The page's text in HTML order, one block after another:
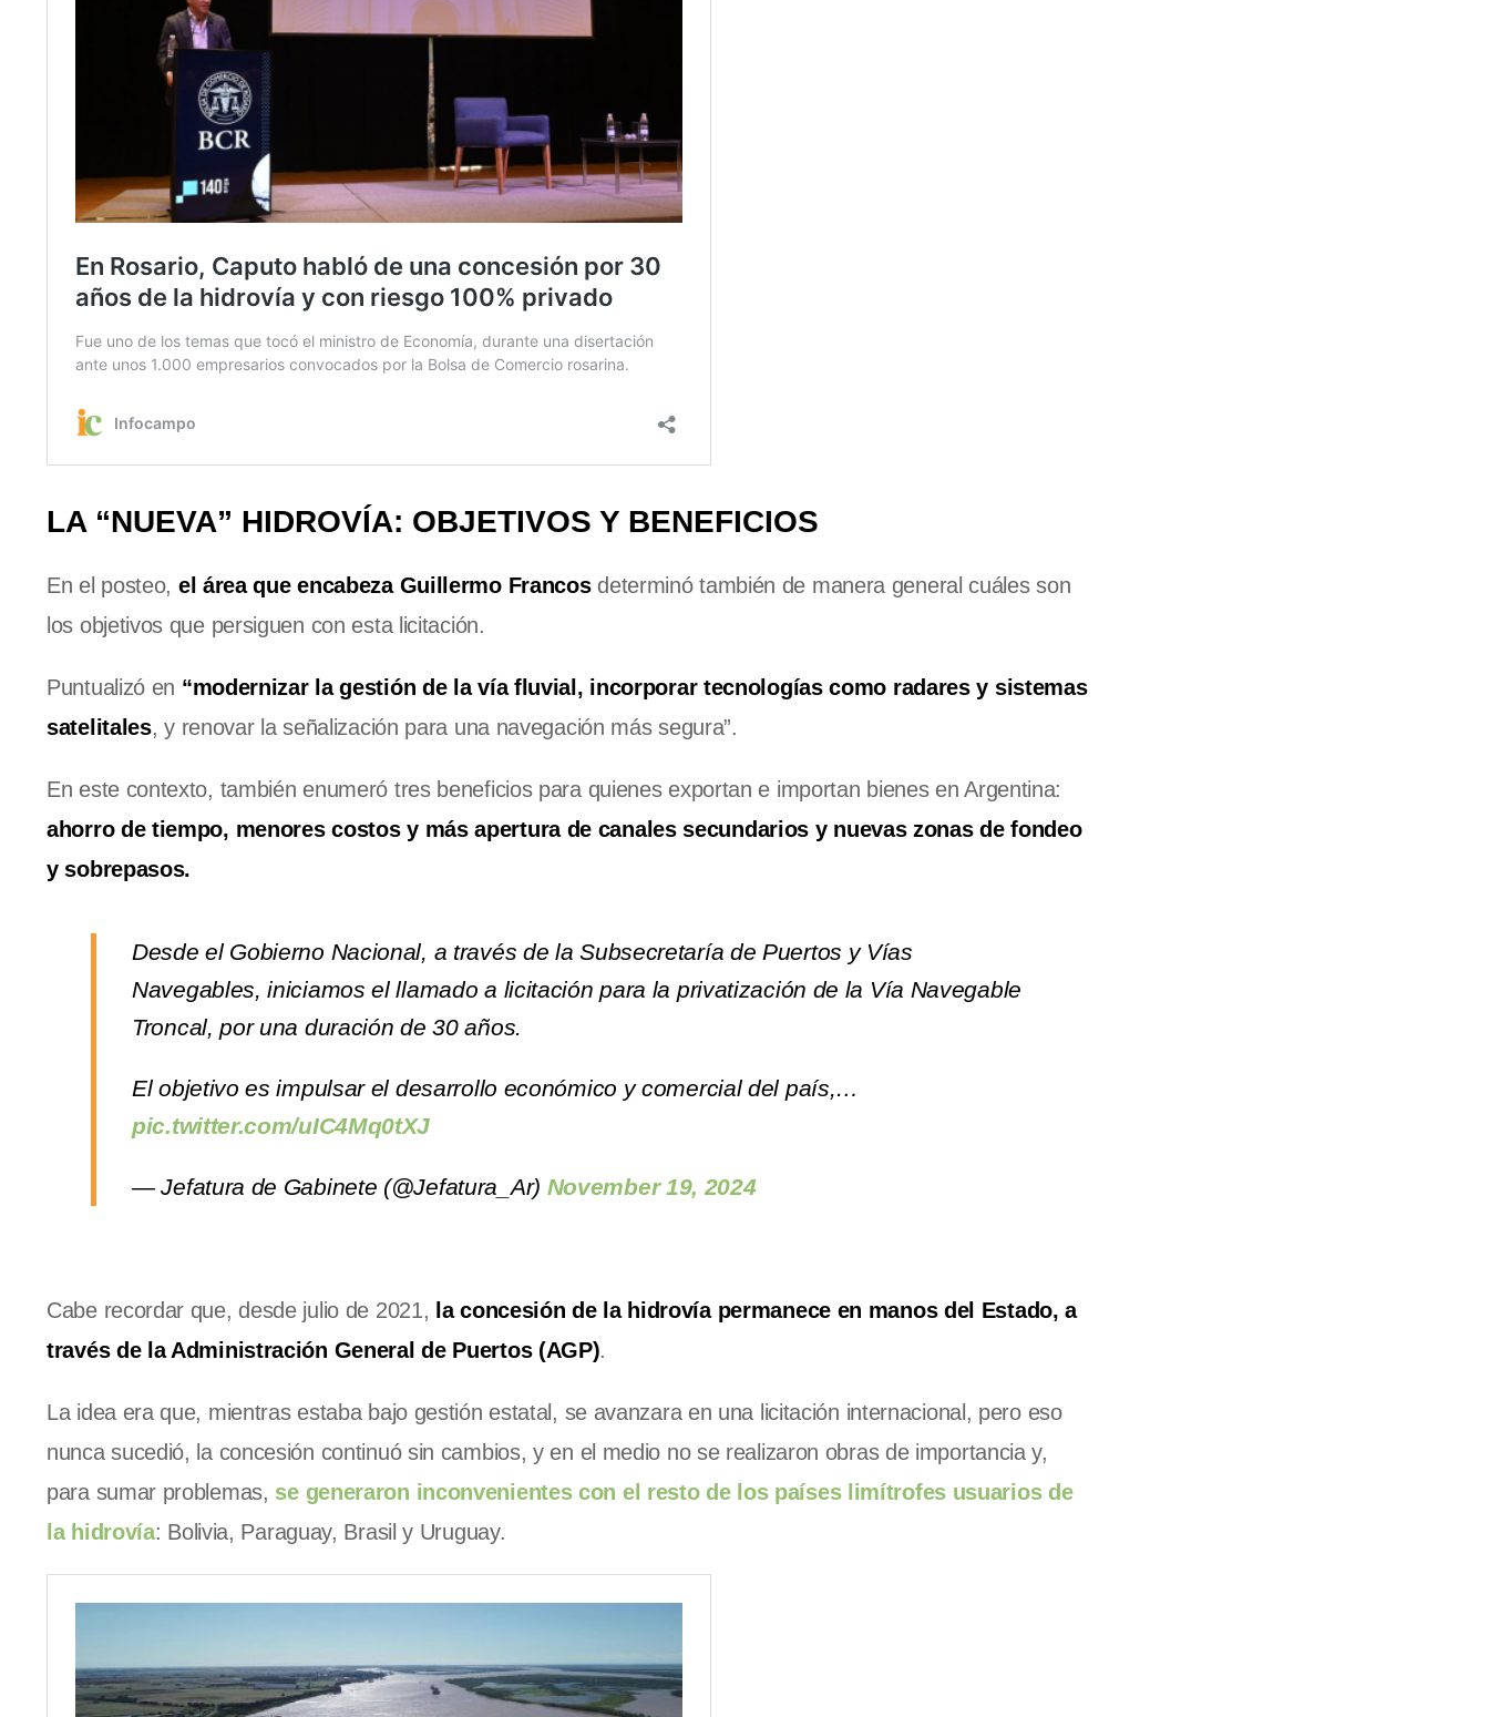
LA “NUEVA” HIDROVÍA: OBJETIVOS Y BENEFICIOS
En el posteo, el área que encabeza Guillermo Francosdeterminó también de manera general cuáles son
los objetivos que persiguen con esta licitación.
Puntualizó en “modernizar la gestión de la vía fluvial, incorporar tecnologías como radares y sistemas
satelitales, y renovar la señalización para una navegación más segura”.
En este contexto, también enumeró tres beneficios para quienes exportan e importan bienes en Argentina:
ahorro de tiempo, menores costos y más apertura de canales secundarios y nuevas zonas de fondeo
y sobrepasos.
Desde el Gobierno Nacional, a través de la Subsecretaría de Puertos y Vías
Navegables, iniciamos el llamado a licitación para la privatización de la Vía Navegable
Troncal, por una duración de 30 años.
El objetivo es impulsar el desarrollo económico y comercial del país,…
pic.twitter.com/uIC4Mq0tXJ
— Jefatura de Gabinete (@Jefatura_Ar) November 19, 2024
Cabe recordar que, desde julio de 2021, la concesión de la hidrovía permanece en manos del Estado, a
través de la Administración General de Puertos (AGP).
La idea era que, mientras estaba bajo gestión estatal, se avanzara en una licitación internacional, pero eso
nunca sucedió, la concesión continuó sin cambios, y en el medio no se realizaron obras de importancia y,
para sumar problemas, se generaron inconvenientes con el resto de los países limítrofes usuarios de
la hidrovía: Bolivia, Paraguay, Brasil y Uruguay.